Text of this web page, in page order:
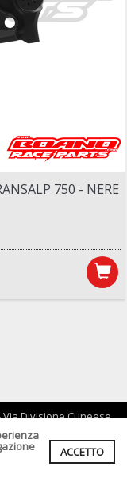
750 - NERE
Via Divisione Cuneese
- P.IVA:IT02252000043
Rea n. CN-
I.v.
ACCETTO